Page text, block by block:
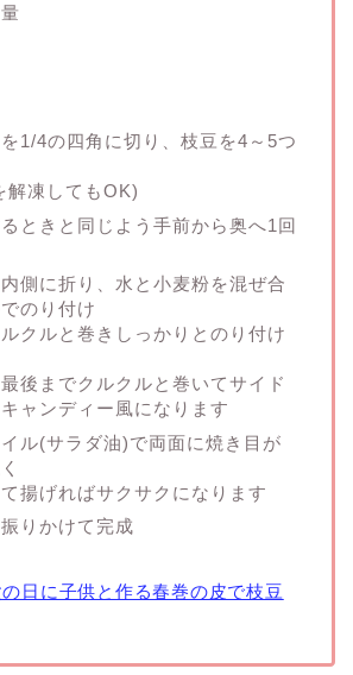
1/4の四角に切り、枝豆を4～5つ
解凍してもOK)
ときと同じよう手前から奥へ1回
側に折り、水と小麦粉を混ぜ合
のり付け
クルと巻きしっかりとのり付け
後までクルクルと巻いてサイド
ャンディー風になります
ル(サラダ油)で両面に焼き目が
揚げればサクサクになります
りかけて完成
日に子供と作る春巻の皮で枝豆